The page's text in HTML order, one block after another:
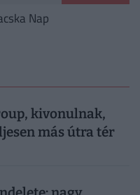
Nap
kivonulnak,
más útra tér